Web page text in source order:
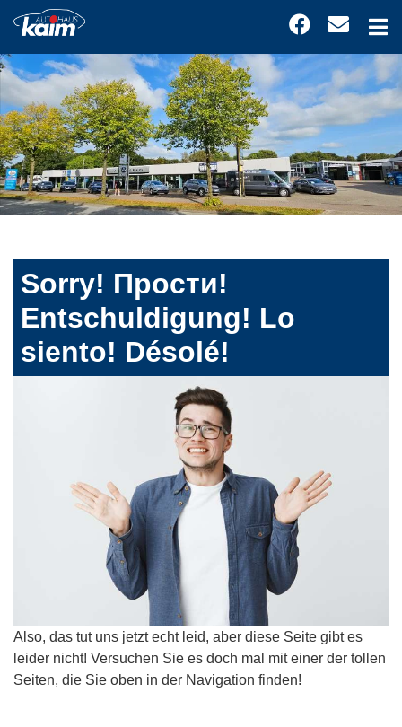
Sorry! Прости!
Entschuldigung! Lo
siento! Désolé!
Also, das tut uns jetzt echt leid, aber diese Seite gibt es
leider nicht! Versuchen Sie es doch mal mit einer der tollen
Seiten, die Sie oben in der Navigation finden!